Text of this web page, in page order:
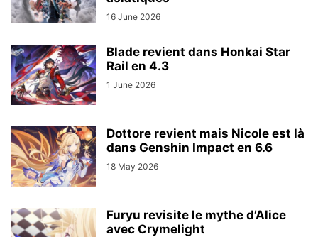
16 June 2026
Blade revient dans Honkai Star
Rail en 4.3
1 June 2026
Dottore revient mais Nicole est là
dans Genshin Impact en 6.6
18 May 2026
Furyu revisite le mythe d’Alice
avec Crymelight